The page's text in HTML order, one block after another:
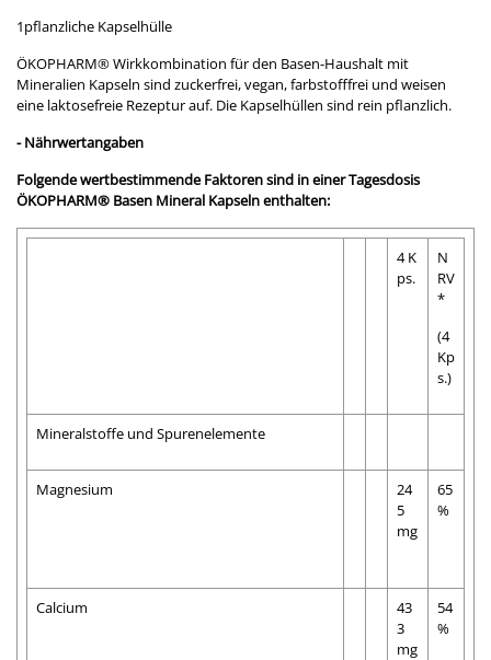
1pflanzliche Kapselhülle
ÖKOPHARM® Wirkkombination für den Basen-Haushalt mit
Mineralien Kapseln sind zuckerfrei, vegan, farbstofffrei und weisen
eine laktosefreie Rezeptur auf. Die Kapselhüllen sind rein pflanzlich.
- Nährwertangaben
Folgende wertbestimmende Faktoren sind in einer Tagesdosis
ÖKOPHARM® Basen Mineral Kapseln enthalten:
4 K
ps.
N
RV
*
(4
Kp
s.)
Mineralstoffe und Spurenelemente
Magnesium
24
5
mg
65
%
Calcium
43
3
mg
54
%